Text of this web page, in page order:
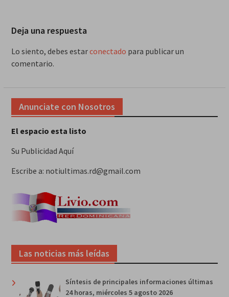
Deja una respuesta
Lo siento, debes estarconectado para publicar un
comentario.
Anunciate con Nosotros
El espacio esta listo
Su Publicidad Aquí
Escribe a: notiultimas.rd@gmail.com
Las noticias más leídas
Síntesis de principales informaciones últimas
24 horas, miércoles 5 agosto 2026